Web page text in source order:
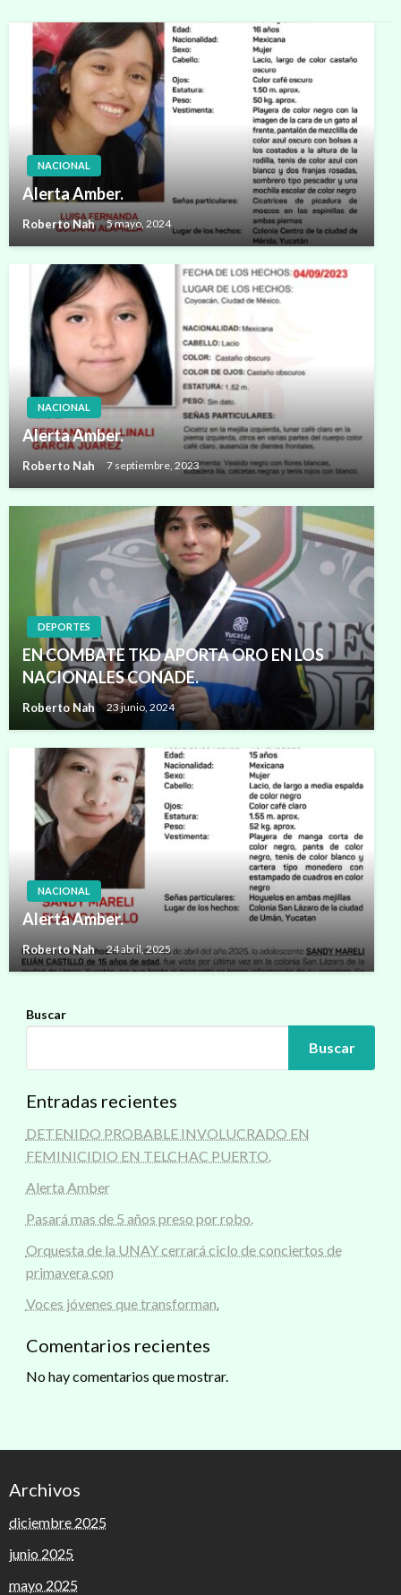
NACIONAL
Alerta Amber.
Roberto Nah 5 mayo, 2024
NACIONAL
Alerta Amber.
Roberto Nah 7 septiembre, 2023
DEPORTES
EN COMBATE TKD APORTA ORO EN LOS
NACIONALES CONADE.
Roberto Nah 23 junio, 2024
NACIONAL
Alerta Amber.
Roberto Nah 24 abril, 2025
Buscar
Buscar
Entradas recientes
DETENIDO PROBABLE INVOLUCRADO EN
FEMINICIDIO EN TELCHAC PUERTO.
Alerta Amber
Pasará mas de 5 años preso por robo.
Orquesta de la UNAY cerrará ciclo de conciertos de
primavera con
Voces jóvenes que transforman.
Comentarios recientes
No hay comentarios que mostrar.
Archivos
diciembre 2025
junio 2025
mayo 2025